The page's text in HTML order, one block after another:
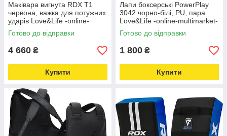
Маківара вигнута RDX T1
червона, важка для потужних
ударів Love&Life -online-
multimarket-
Готово до відправки
4 660 ₴
Купити
Лапи боксерські PowerPlay
3042 чорно-білі, PU, пара
Love&Life -online-multimarket-
Готово до відправки
1 800 ₴
Купити